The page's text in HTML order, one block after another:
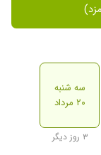
سه شنبه
۲۰ مرداد
۳ روز دیگر